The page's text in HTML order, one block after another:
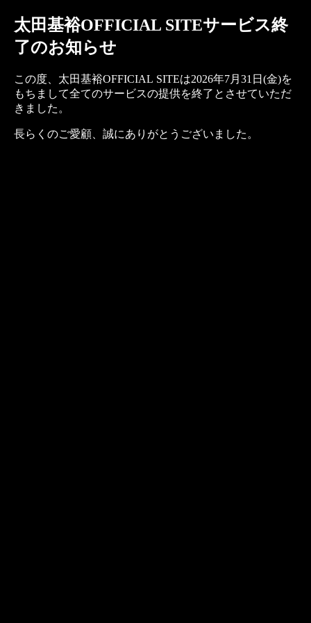
太田基裕OFFICIAL SITEサービス終
了のお知らせ
この度、太田基裕OFFICIAL SITEは2026年7月31日(金)を
もちまして全てのサービスの提供を終了とさせていただ
きました。
長らくのご愛顧、誠にありがとうございました。